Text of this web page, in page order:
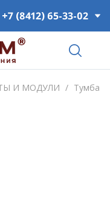
+7 (8412) 65-33-02
И МОДУЛИ / Тумба